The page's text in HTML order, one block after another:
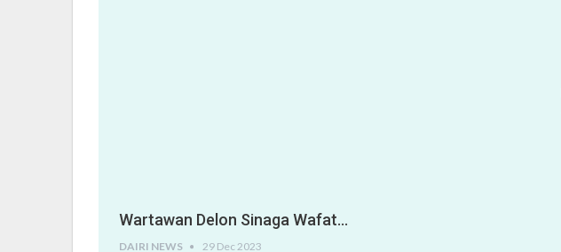
Wartawan Delon Sinaga Wafat…
DAIRI NEWS 29 Dec 2023